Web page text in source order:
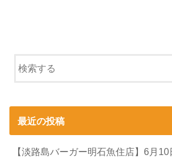
最近の投稿
【淡路島バーガー明石魚住店】6月10